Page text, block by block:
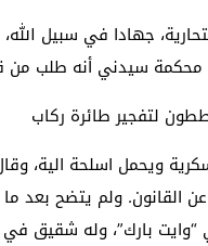
الانتحارية، جهادا
طلب من قريب له أن يرسل
ويحمل اسلحة الية،
ولم يتضح بعد
بارك”، وله شقيق في